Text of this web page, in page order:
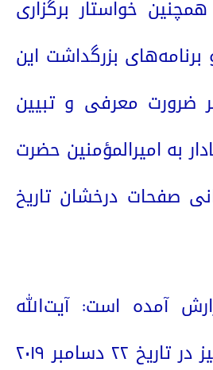
خواستار برگزاری
بزرگداشت این
ضرورت معرفی و تبیین
به امیرالمؤمنین حضرت
صفحات درخشان تاریخ
آمده است: آیت‌الله
در تاریخ ۲۲ دسامبر ۲۰۱۹